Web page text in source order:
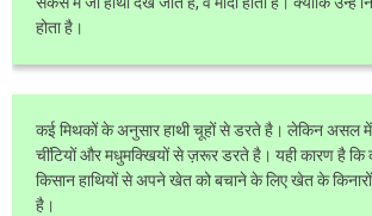
होता है।
कई मिथकों के अनुसार हाथी चूहों से डरते है। लेकिन असल में
चींटियों और मधुमक्खियों से ज़रूर डरते है। यही कारण है कि
किसान हाथियों से अपने खेत को बचाने के लिए खेत के
है।